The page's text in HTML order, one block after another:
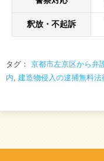
釈放・不起訴
タグ： 京都市左京区から弁
内, 建造物侵入の逮捕無料法